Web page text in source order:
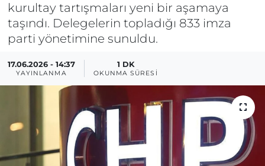
kurultay tartışmaları yeni bir aşamaya
taşındı. Delegelerin topladığı 833 imza
parti yönetimine sunuldu.
17.06.2026 - 14:37
YAYINLANMA
1 DK
OKUNMA SÜRESI